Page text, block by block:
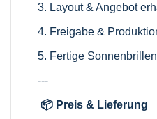
3. Layout & Angebot
4. Freigabe &
5. Fertige
---
📦 Preis & Lieferung